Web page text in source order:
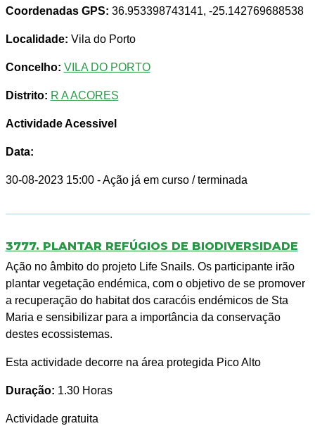
Coordenadas GPS: 36.953398743141, -25.142769688538
Localidade: Vila do Porto
Concelho: VILA DO PORTO
Distrito: R A ACORES
Actividade Acessivel
Data:
30-08-2023 15:00 - Ação já em curso / terminada
3777. PLANTAR REFÚGIOS DE BIODIVERSIDADE
Ação no âmbito do projeto Life Snails. Os participante irão
plantar vegetação endémica, com o objetivo de se promover
a recuperação do habitat dos caracóis endémicos de Sta
Maria e sensibilizar para a importância da conservação
destes ecossistemas.
Esta actividade decorre na área protegida Pico Alto
Duração: 1.30 Horas
Actividade gratuita